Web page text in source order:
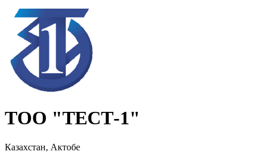
ТОО "ТЕСТ-1"
Казахстан, Актобе